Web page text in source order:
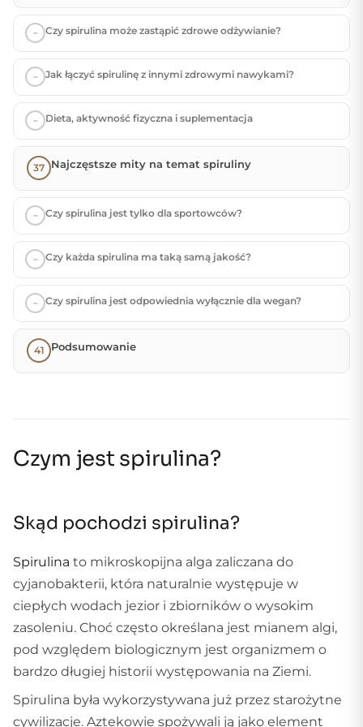
Czy spirulina może zastąpić zdrowe odżywianie?
Jak łączyć spirulinę z innymi zdrowymi nawykami?
Dieta, aktywność fizyczna i suplementacja
Najczęstsze mity na temat spiruliny
Czy spirulina jest tylko dla sportowców?
Czy każda spirulina ma taką samą jakość?
Czy spirulina jest odpowiednia wyłącznie dla wegan?
Podsumowanie
Czym jest spirulina?
Skąd pochodzi spirulina?
Spirulina to mikroskopijna alga zaliczana do
cyjanobakterii, która naturalnie występuje w
ciepłych wodach jezior i zbiorników o wysokim
zasoleniu. Choć często określana jest mianem algi,
pod względem biologicznym jest organizmem o
bardzo długiej historii występowania na Ziemi.
Spirulina była wykorzystywana już przez starożytne
cywilizacje. Aztekowie spożywali ją jako element